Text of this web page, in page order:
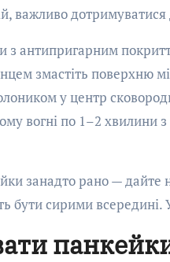
важливо
з антипригарним
змастіть поверхню
у центр
вогні по 1–2 хвилини з
занадто рано —
бути сирими всередині.